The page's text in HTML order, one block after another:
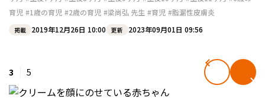
育児 #1歳の育児 #2歳の育児 #梁尚弘 先生 #育児 #脂漏性皮膚炎
掲載 2019年12月26日 10:00 更新 2023年09月01日 09:56
3 5